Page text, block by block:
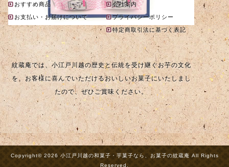
おすすめ商品
お支払い・お届けについて
会社案内
プライバシーポリシー
特定商取引法に基づく表記
紋蔵庵では、小江戸川越の歴史と伝統を受け継ぐお芋の文化
を、お客様に喜んでいただけるおいしいお菓子にいたしまし
たので、ぜひご賞味ください。
Copyright© 2026 小江戸川越の和菓子・芋菓子なら、お菓子の紋蔵庵 All Rights
Reserved.